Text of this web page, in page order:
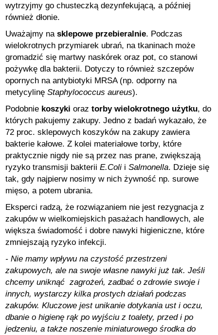
wytrzyjmy go chusteczką dezynfekującą, a później
również dłonie.
Uważajmy na sklepowe przebieralnie. Podczas
wielokrotnych przymiarek ubrań, na tkaninach może
gromadzić się martwy naskórek oraz pot, co stanowi
pożywkę dla bakterii. Dotyczy to również szczepów
opornych na antybiotyki MRSA (np. odporny na
metycylinę Staphylococcus aureus).
Podobnie koszyki oraz torby wielokrotnego użytku, do
których pakujemy zakupy. Jedno z badań wykazało, że
72 proc. sklepowych koszyków na zakupy zawiera
bakterie kałowe. Z kolei materiałowe torby, które
praktycznie nigdy nie są przez nas prane, zwiększają
ryzyko transmisji bakterii E.Coli i Salmonella. Dzieje się
tak, gdy najpierw nosimy w nich żywność np. surowe
mięso, a potem ubrania.
Eksperci radzą, że rozwiązaniem nie jest rezygnacja z
zakupów w wielkomiejskich pasażach handlowych, ale
większa świadomość i dobre nawyki higieniczne, które
zmniejszają ryzyko infekcji.
- Nie mamy wpływu na czystość przestrzeni
zakupowych, ale na swoje własne nawyki już tak. Jeśli
chcemy uniknąć zagrożeń, zadbać o zdrowie swoje i
innych, wystarczy kilka prostych działań podczas
zakupów. Kluczowe jest unikanie dotykania ust i oczu,
dbanie o higienę rąk po wyjściu z toalety, przed i po
jedzeniu, a także noszenie miniaturowego środka do